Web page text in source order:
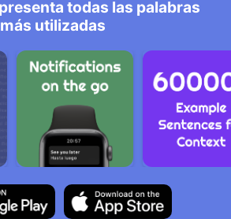
todas las palabras
más utilizadas